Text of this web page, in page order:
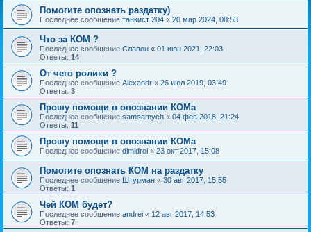
Помогите опознать раздатку)
Последнее сообщение танкист 204 « 20 мар 2024, 08:53
Что за КОМ ?
Последнее сообщение Славон « 01 июн 2021, 22:03
Ответы: 14
От чего ролики ?
Последнее сообщение Alexandr « 26 июл 2019, 03:49
Ответы: 3
Прошу помощи в опознании КОМа
Последнее сообщение samsamych « 04 фев 2018, 21:24
Ответы: 11
Прошу помощи в опознании КОМа
Последнее сообщение dimidrol « 23 окт 2017, 15:08
Помогите опознать КОМ на раздатку
Последнее сообщение Штурман « 30 авг 2017, 15:55
Ответы: 1
Чей КОМ будет?
Последнее сообщение andrei « 12 авг 2017, 14:53
Ответы: 7